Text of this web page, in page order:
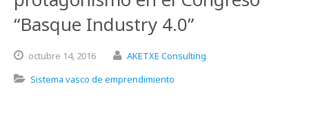
“Basque Industry 4.0”
octubre 14, 2016
AKETXE Consulting
Sistema vasco de emprendimiento